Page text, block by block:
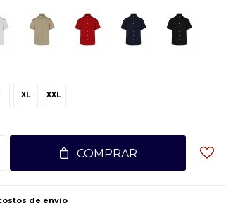
XL XXL
COMPRAR
de envío